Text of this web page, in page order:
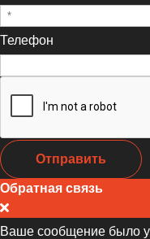
Телефон
Отправить
Обратная связь
Ваше сообщение было